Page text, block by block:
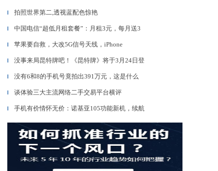
▎ 拍照世界第二,透视蓝配色惊艳
▎ 中国电信“超低月租套餐”：月租3元，每月送3
▎ 苹果要自救，大改5G信号天线，iPhone
▎ 没事来局昆特牌吧！《昆特牌》将于3月24日登
▎ 没有6和8的手机号竟拍出391万元，这是什么
▎ 谈体验三大主流网络二手交易平台横评
▎ 手机有价情怀无价：诺基亚105功能新机，续航